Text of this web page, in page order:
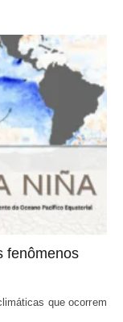
fenômenos
que ocorrem